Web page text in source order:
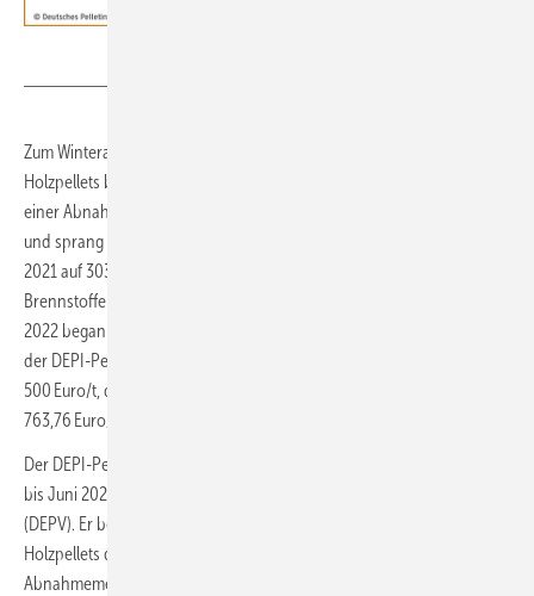
Zum Winteranfang 2021/22 hatte ein starker Preisauftrieb bei
Holzpellets begonnen, im Oktober 2021 lag der DEPI-Pelletpreis bei
einer Abnahme von 6 t bei 248 Euro/t noch im gewohnten Bereich
und sprang dann im November 2021 auf 267 Euro/t und im Dezember
2021 auf 303 Euro/t. Zuvor hatten sich die konventionellen
Brennstoffe und Rohstoffe allgemein deutlich verteuert. Ende Februar
2022 begann Russlands Angriffskrieg auf die Ukraine. In der Folge lag
der DEPI-Pelletpreis von Juli 2022 bis Dezember 2022 über
500 Euro/t, der höchste 6-t-Lieferpreis wurde für September 2022 mit
763,76 Euro/t angegeben.
Der DEPI-Pelletpreis wird seit 2011 im Monatsrhythmus veröffentlicht,
bis Juni 2020 vom Deutschen Energieholz- und Pellet-Verband
(DEPV). Er bezeichnet den Durchschnittspreis in Deutschland für 1 t
Holzpellets der Qualitätsklasse ENplusA1 der jeweiligen
Abnahmemenge (Lieferung im Umkreis 50 km, inkl. aller Nebenkosten